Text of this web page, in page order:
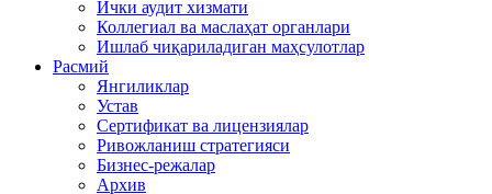
Ички аудит хизмати
Коллегиал ва маслаҳат органлари
Ишлаб чиқариладиган маҳсулотлар
Расмий
Янгиликлар
Устав
Сертификат ва лицензиялар
Ривожланиш стратегияси
Бизнес-режалар
Архив